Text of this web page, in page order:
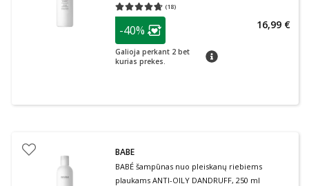
(18)
Vidutinis įvertinimas 4.67
patarimas
Lojalumo klubo narių nuolaida
-40%
Galioja perkant 2 bet
kurias prekes.
patarimas
16,99 €
BABE
BABÉ šampūnas nuo pleiskanų riebiems
plaukams ANTI-OILY DANDRUFF, 250 ml